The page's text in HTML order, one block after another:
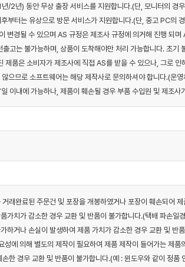
/2년) 동안 무상 출장 서비스를 지원합니다.(단, 모니터의
부터는 유상으로 방문 서비스가 지원합니다.(단, 중고 PC의
변경될 수 있으며 AS 규정은 제조사 규정에 의거해 진행 되
고는 불가능하며, 상품이 도착해야만 처리 가능합니다. 초
제품은 소비자가 제조사에 직접 AS를 받을 수 있으나, 그로
으므로 소프트웨어는 해당 제작사로 문의하셔야 합니다.(운
이내에 가능하나, 제품이 훼손될 경우 부품 수입원 및 제조
래완료된 주문건 및 포장을 개봉하였거나 포장이 훼손되어
가치가 감소한 경우 교환 및 반품이 불가합니다.(택배 파손일
하거나 손실이 발생하여 제품 가치가 감소한 경우 교환 및 반
성에 의해 별도의 제작이 필요하여 제품 제작이 들어가는 제
한 경우 교환 및 반품이 불가합니다.(예 : 윈도우와 같이 정품